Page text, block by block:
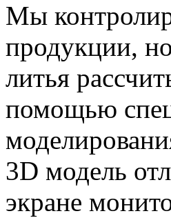
Мы
продукции,
литья
помощью
3D модель
экране